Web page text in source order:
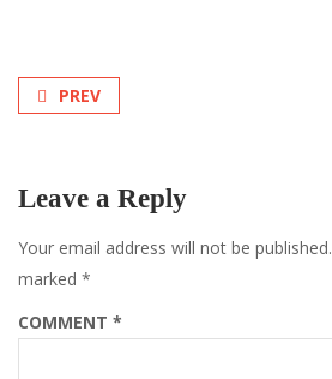
PREV
Leave a Reply
Your email address will not be published.
marked *
COMMENT *